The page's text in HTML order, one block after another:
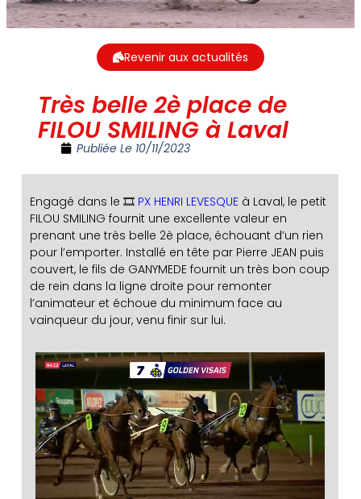
Revenir aux actualités
Très belle 2è place de
FILOU SMILING à Laval
Publiée Le 10/11/2023
Engagé dans le 🎞️ PX HENRI LEVESQUEà Laval, le petit
FILOU SMILING fournit une excellente valeur en
prenant une très belle 2è place, échouant d’un rien
pour l’emporter. Installé en tête par Pierre JEAN puis
couvert, le fils de GANYMEDE fournit un très bon coup
de rein dans la ligne droite pour remonter
l’animateur et échoue du minimum face au
vainqueur du jour, venu finir sur lui.